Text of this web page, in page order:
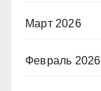
Март 2026
Февраль 2026